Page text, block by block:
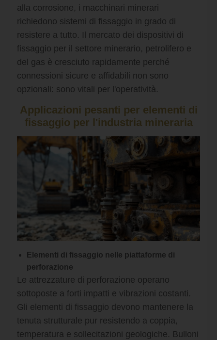
alla corrosione, i macchinari minerari
richiedono sistemi di fissaggio in grado di
resistere a tutto. Il mercato dei dispositivi di
fissaggio per il settore minerario, petrolifero e
del gas è cresciuto rapidamente perché
connessioni sicure e affidabili non sono
opzionali: sono vitali per l'operatività.
Applicazioni pesanti per elementi di
fissaggio per l'industria mineraria
Elementi di fissaggio nelle piattaforme di
perforazione
Le attrezzature di perforazione operano
sottoposte a forti impatti e vibrazioni costanti.
Gli elementi di fissaggio devono mantenere la
tenuta strutturale pur resistendo a coppia,
temperatura e sollecitazioni geologiche. Bulloni